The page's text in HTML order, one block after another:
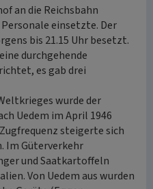
an die Reichsbahn
einsetzte. Der
bis 21.15 Uhr besetzt.
durchgehende
es gab drei
wurde der
Uedem im April 1946
steigerte sich
Im Güterverkehr
und Saatkartoffeln
Von Uedem aus wurden